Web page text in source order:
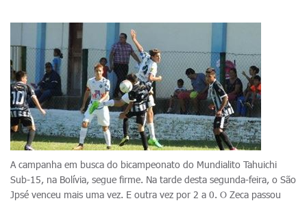
A campanha em busca do bicampeonato do Mundialito Tahuichi
Sub-15, na Bolívia, segue firme. Na tarde desta segunda-feira, o São
Jpsé venceu mais uma vez. E outra vez por 2 a 0. O Zeca passou